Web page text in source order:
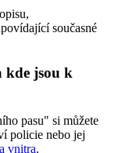
současné
kde jsou k
pasu" si můžete
policie nebo jej
vnitra.